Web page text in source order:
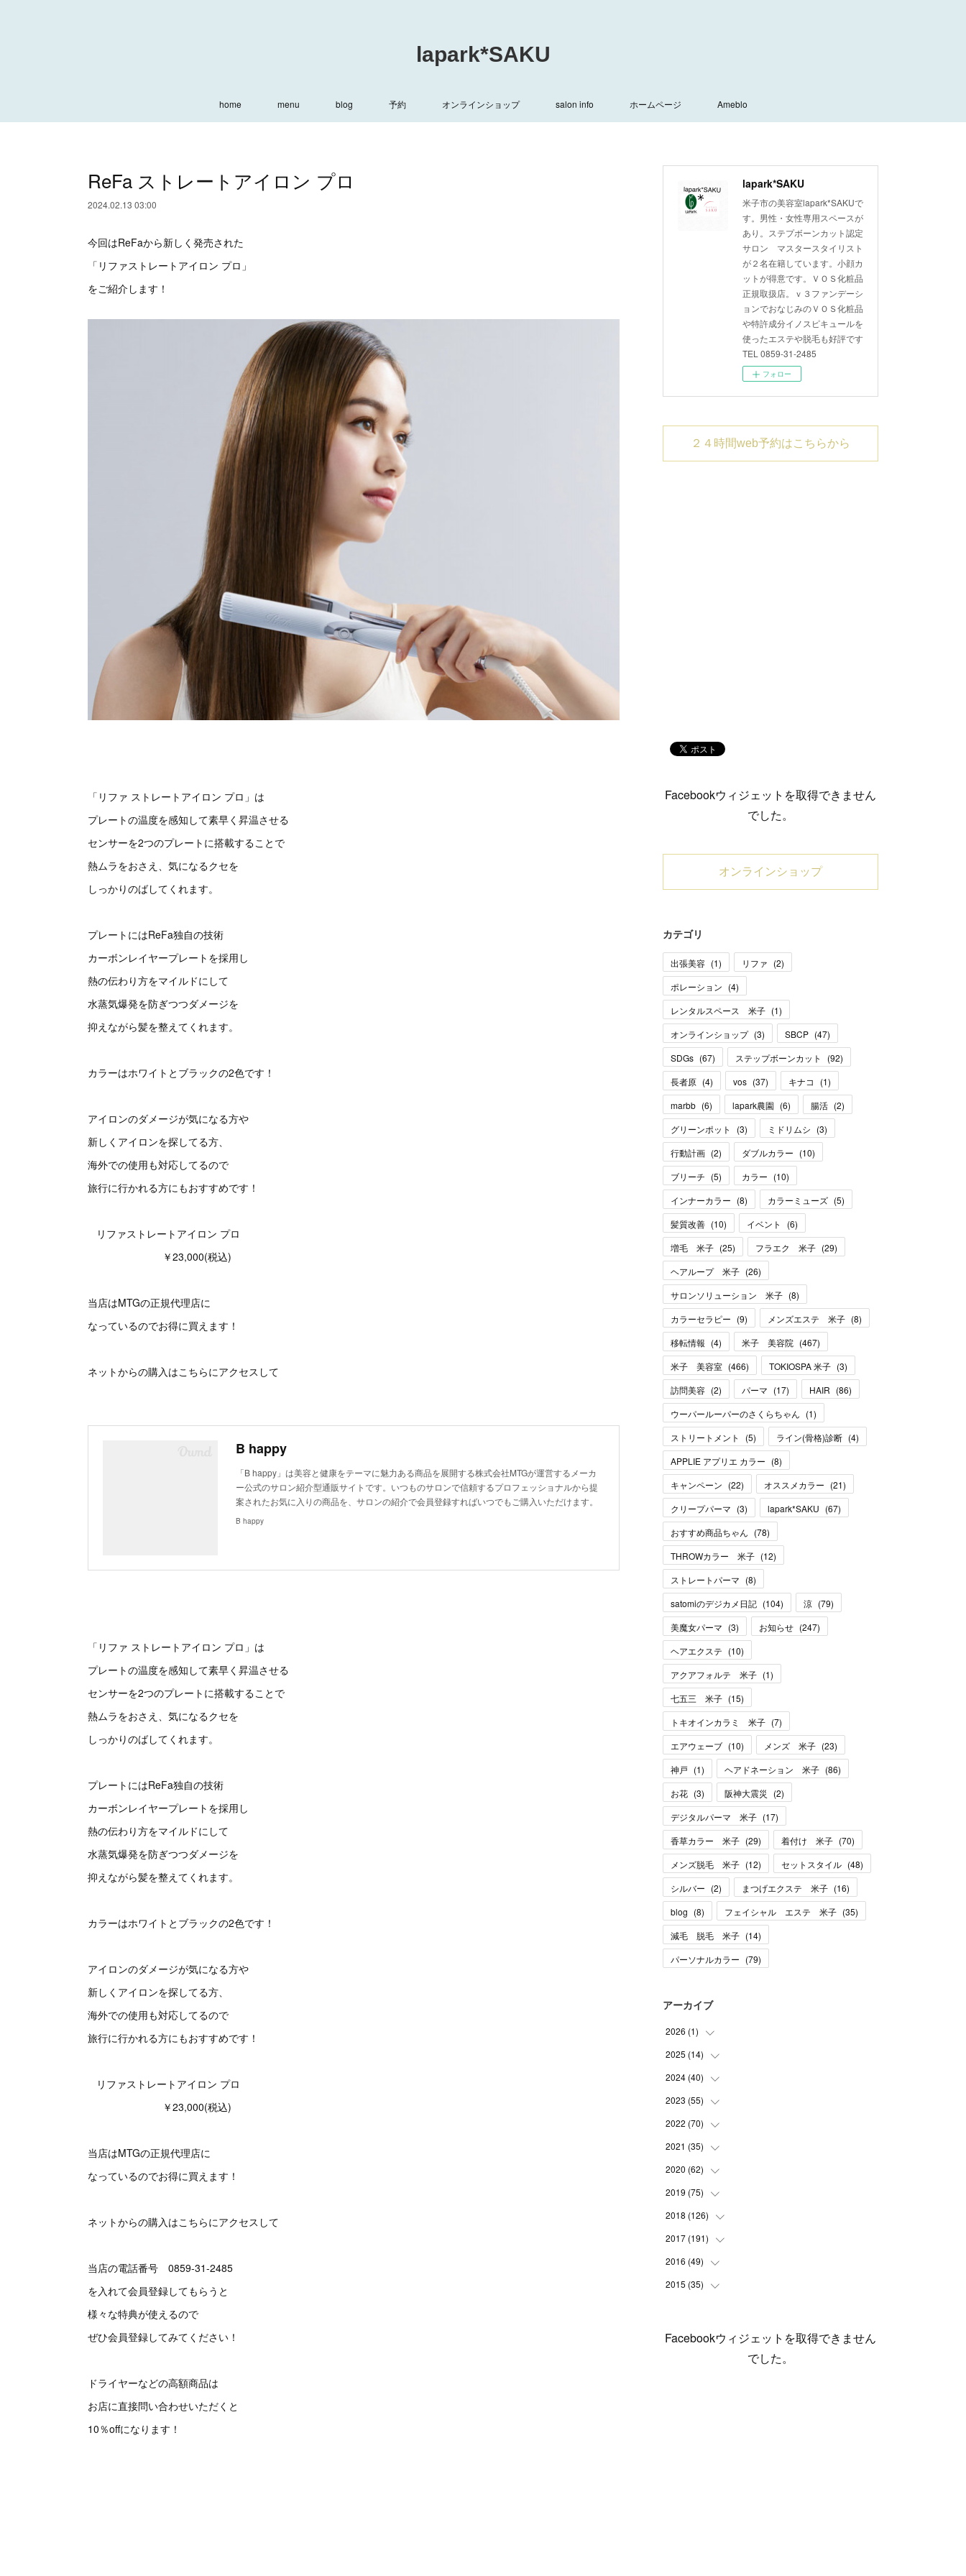
lapark*SAKU
home menu blog 予約 オンラインショップ salon info ホームページ Ameblo
ReFa ストレートアイロン プロ
2024.02.13 03:00
今回はReFaから新しく発売された
「リファストレートアイロン プロ」
をご紹介します！
「リファ ストレートアイロン プロ」は
プレートの温度を感知して素早く昇温させる
センサーを2つのプレートに搭載することで
熱ムラをおさえ、気になるクセを
しっかりのばしてくれます。
プレートにはReFa独自の技術
カーボンレイヤープレートを採用し
熱の伝わり方をマイルドにして
水蒸気爆発を防ぎつつダメージを
抑えながら髪を整えてくれます。
カラーはホワイトとブラックの2色です！
アイロンのダメージが気になる方や
新しくアイロンを探してる方、
海外での使用も対応してるので
旅行に行かれる方にもおすすめです！
リファストレートアイロン プロ
￥23,000(税込)
当店はMTGの正規代理店に
なっているのでお得に買えます！
ネットからの購入はこちらにアクセスして
B happy
「B happy」は美容と健康をテーマに魅力ある商品を展開する株式会社MTGが運営するメーカ
ー公式のサロン紹介型通販サイトです。いつものサロンで信頼するプロフェッショナルから提
案されたお気に入りの商品を、サロンの紹介で会員登録すればいつでもご購入いただけます。
B happy
「リファ ストレートアイロン プロ」は
プレートの温度を感知して素早く昇温させる
センサーを2つのプレートに搭載することで
熱ムラをおさえ、気になるクセを
しっかりのばしてくれます。
プレートにはReFa独自の技術
カーボンレイヤープレートを採用し
熱の伝わり方をマイルドにして
水蒸気爆発を防ぎつつダメージを
抑えながら髪を整えてくれます。
カラーはホワイトとブラックの2色です！
アイロンのダメージが気になる方や
新しくアイロンを探してる方、
海外での使用も対応してるので
旅行に行かれる方にもおすすめです！
リファストレートアイロン プロ
￥23,000(税込)
当店はMTGの正規代理店に
なっているのでお得に買えます！
ネットからの購入はこちらにアクセスして
当店の電話番号 0859-31-2485
を入れて会員登録してもらうと
様々な特典が使えるので
ぜひ会員登録してみてください！
ドライヤーなどの高額商品は
お店に直接問い合わせいただくと
10％offになります！
lapark*SAKU
米子市の美容室lapark*SAKUで
す。男性・女性専用スペースが
あり。ステプボーンカット認定
サロン マスタースタイリスト
が２名在籍しています。小顔カ
ットが得意です。ＶＯＳ化粧品
正規取扱店。ｖ３ファンデーシ
ョンでおなじみのＶＯＳ化粧品
や特許成分イノスピキュールを
使ったエステや脱毛も好評です
TEL 0859-31-2485
フォロー
２４時間web予約はこちらから
Facebookウィジェットを取得できません
でした。
オンラインショップ
カテゴリ
出張美容 (1) リファ (2)
ポレーション (4)
レンタルスペース 米子 (1)
オンラインショップ (3) SBCP (47)
SDGs (67) ステップボーンカット (92)
長者原 (4) vos (37) キナコ (1)
marbb (6) lapark農園 (6) 腸活 (2)
グリーンポット
(3) ミドリムシ (3)
行動計画 (2) ダブルカラー (10)
ブリーチ (5) カラー (10)
インナーカラー (8) カラーミューズ (5)
髪質改善 (10) イベント (6)
増毛 米子 (25) フラエク 米子 (29)
ヘアループ 米子 (26)
サロンソリューション 米子 (8)
カラーセラピー (9) メンズエステ 米子 (8)
移転情報 (4) 米子 美容院 (467)
米子 美容室 (466) TOKIOSPA 米子 (3)
訪問美容 (2) パーマ (17) HAIR (86)
ウーパールーパーのさくらちゃん (1)
ストリートメント
(5) ライン(骨格)診断 (4)
APPLIE アプリエ カラー (8)
キャンペーン (22) オススメカラー (21)
クリープパーマ (3) lapark*SAKU (67)
おすすめ商品ちゃん (78)
THROWカラー 米子 (12)
ストレートパーマ (8)
satomiのデジカメ日記 (104) 涼 (79)
美魔女パーマ (3) お知らせ (247)
ヘアエクステ (10)
アクアフォルテ 米子 (1)
七五三 米子 (15)
トキオインカラミ 米子 (7)
エアウェーブ (10) メンズ 米子 (23)
神戸 (1) ヘアドネーション 米子 (86)
お花 (3) 阪神大震災 (2)
デジタルパーマ 米子 (17)
香草カラー 米子 (29) 着付け 米子 (70)
メンズ脱毛 米子 (12) セットスタイル (48)
シルバー (2) まつげエクステ 米子 (16)
blog (8) フェイシャル エステ 米子 (35)
減毛 脱毛 米子 (14)
パーソナルカラー (79)
アーカイブ
2026 (1)
(1
2025 (14)
(10
)
(1
(1
(2
2024 (40)
(1
(1
(3
(2
(7
(4)
(3)
(5
2023 (55)
(2
(4
(3
(3
(6)
(4)
(6
(3
(5)
2022 (70)
(7
(11
)
(8
(1)
(3)
(1
(6
(9 )
2021 (35)
(5
(7
(5)
(3)
(3
(2
2020 (62)
(6
(9)
(7)
(4
(3
2019 (75)
(1)
(2)
(6
(7
2018 (126)
(6)
(12
)
(7
2017 (191)
(12
)
(11
)
2016 (49)
(2
2015 (35)
Facebookウィジェットを取得できません
でした。